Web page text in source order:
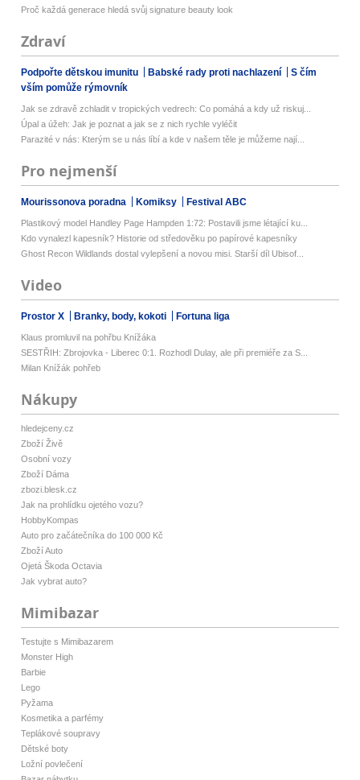
Proč každá generace hledá svůj signature beauty look
Zdraví
Podpořte dětskou imunitu Babské rady proti nachlazení
S čím
vším pomůže rýmovník
Jak se zdravě zchladit v tropických vedrech: Co pomáhá a kdy už riskuj...
Úpal a úžeh: Jak je poznat a jak se z nich rychle vyléčit
Parazité v nás: Kterým se u nás líbí a kde v našem těle je můžeme nají...
Pro nejmenší
Mourissonova poradna Komiksy Festival ABC
Plastikový model Handley Page Hampden 1:72: Postavili jsme létající ku...
Kdo vynalezl kapesník? Historie od středověku po papírové kapesníky
Ghost Recon Wildlands dostal vylepšení a novou misi. Starší díl Ubisof...
Video
Prostor X Branky, body, kokoti Fortuna liga
Klaus promluvil na pohřbu Knížáka
SESTŘIH: Zbrojovka - Liberec 0:1. Rozhodl Dulay, ale při premiéře za S...
Milan Knížák pohřeb
Nákupy
hledejceny.cz
Zboží Živě
Osobní vozy
Zboží Dáma
zbozi.blesk.cz
Jak na prohlídku ojetého vozu?
HobbyKompas
Auto pro začátečníka do 100 000 Kč
Zboží Auto
Ojetá Škoda Octavia
Jak vybrat auto?
Mimibazar
Testujte s Mimibazarem
Monster High
Barbie
Lego
Pyžama
Kosmetika a parfémy
Teplákové soupravy
Dětské boty
Ložní povlečení